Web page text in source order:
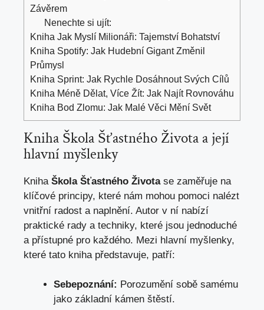
Závěrem
Nenechte si ujít:
Kniha Jak Myslí Milionáři: Tajemství Bohatství
Kniha Spotify: Jak Hudební Gigant Změnil
Průmysl
Kniha Sprint: Jak Rychle Dosáhnout Svých Cílů
Kniha Méně Dělat, Více Žít: Jak Najít Rovnováhu
Kniha Bod Zlomu: Jak Malé Věci Mění Svět
Kniha Škola Šťastného Života a její
hlavní myšlenky
Kniha Škola Šťastného Životase zaměřuje na
klíčové principy, které nám mohou pomoci nalézt
vnitřní radost a naplnění. Autor v ní nabízí
praktické rady a techniky, které jsou jednoduché
a přístupné pro každého. Mezi hlavní myšlenky,
které tato kniha představuje, patří:
Sebepoznání: Porozumění sobě samému
jako základní kámen štěstí.